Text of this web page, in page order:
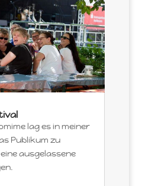
lag es in meiner
Publikum zu
ausgelassene